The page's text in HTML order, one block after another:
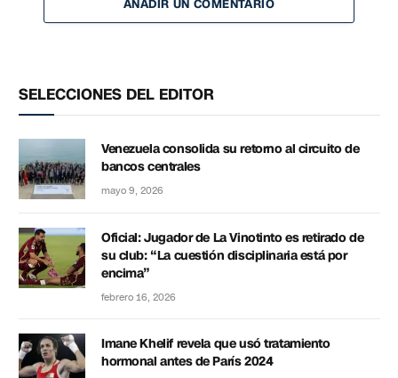
AÑADIR UN COMENTARIO
SELECCIONES DEL EDITOR
Venezuela consolida su retorno al circuito de
bancos centrales
mayo 9, 2026
Oficial: Jugador de La Vinotinto es retirado de
su club: “La cuestión disciplinaria está por
encima”
febrero 16, 2026
Imane Khelif revela que usó tratamiento
hormonal antes de París 2024